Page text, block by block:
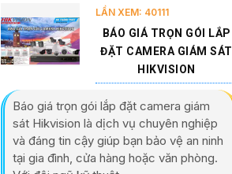
LẦN XEM: 40111
BÁO GIÁ TRỌN GÓI LẮP
ĐẶT CAMERA GIÁM SÁT
HIKVISION
Báo giá trọn gói lắp đặt camera giám
sát Hikvision là dịch vụ chuyên nghiệp
và đáng tin cậy giúp bạn bảo vệ an ninh
tại gia đình, cửa hàng hoặc văn phòng.